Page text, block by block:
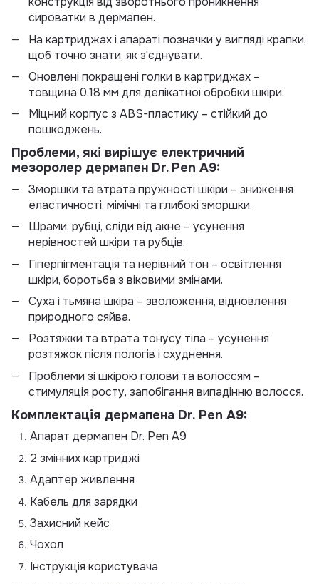
сироватки в дермапен.
На картриджах і апараті позначки у вигляді крапки,
щоб точно знати, як з'єднувати.
Оновлені покращені голки в картриджах –
товщина 0.18 мм для делікатної обробки шкіри.
Міцний корпус з ABS-пластику – стійкий до
пошкоджень.
Проблеми, які вирішує електричний
мезоролер дермапен Dr. Pen А9:
Зморшки та втрата пружності шкіри – зниження
еластичності, мімічні та глибокі зморшки.
Шрами, рубці, сліди від акне – усунення
нерівностей шкіри та рубців.
Гіперпігментація та нерівний тон – освітлення
шкіри, боротьба з віковими змінами.
Суха і тьмяна шкіра – зволоження, відновлення
природного сяйва.
Розтяжки та втрата тонусу тіла – усунення
розтяжок після пологів і схуднення.
Проблеми зі шкірою голови та волоссям –
стимуляція росту, запобігання випадінню волосся.
Комплектація дермапена Dr. Pen A9:
Апарат дермапен Dr. Pen A9
2 змінних картриджі
Адаптер живлення
Кабель для зарядки
Захисний кейс
Чохол
Інструкція користувача